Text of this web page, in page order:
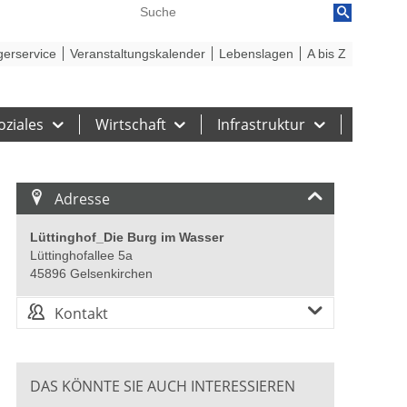
Wirtschaft Infrastruktur
Veranstaltungskalender Lebenslagen A bis Z
Adresse
Lüttinghof_Die Burg im Wasser
Lüttinghofallee 5a
45896 Gelsenkirchen
Kontakt
DAS KÖNNTE SIE AUCH INTERESSIEREN